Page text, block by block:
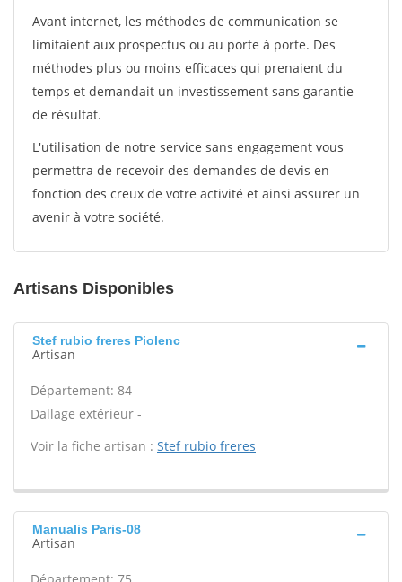
Avant internet, les méthodes de communication se
limitaient aux prospectus ou au porte à porte. Des
méthodes plus ou moins efficaces qui prenaient du
temps et demandait un investissement sans garantie
de résultat.
L'utilisation de notre service sans engagement vous
permettra de recevoir des demandes de devis en
fonction des creux de votre activité et ainsi assurer un
avenir à votre société.
Artisans Disponibles
Stef rubio freres Piolenc
Artisan
Département: 84
Dallage extérieur -
Voir la fiche artisan : Stef rubio freres
Manualis Paris-08
Artisan